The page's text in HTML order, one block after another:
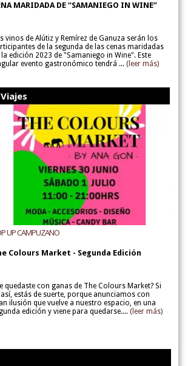
MARIDADA DE “SAMANIEGO IN WINE”
vinos de Alútiz y Remírez de Ganuza serán los
de la segunda de las cenas maridadas
la edición 2023 de "Samaniego in Wine". Este
evento gastronómico tendrá ... (leer más)
Viajes
UP CAMPUZANO
Colours Market - Segunda Edición
quedaste con ganas de The Colours Market? Si
así, estás de suerte, porque anunciamos con
ilusión que vuelve a nuestro espacio, en una
edición y viene para quedarse.... (leer más)